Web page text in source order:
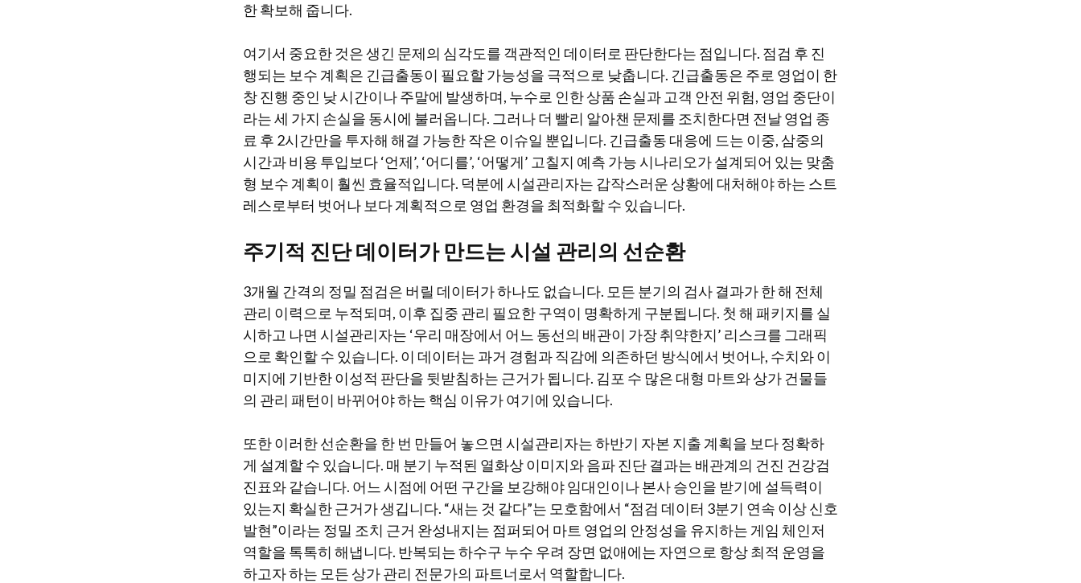
한 확보해 줍니다.
여기서 중요한 것은 생긴 문제의 심각도를 객관적인 데이터로 판단한다는 점입니다. 점검 후 진
행되는 보수 계획은 긴급출동이 필요할 가능성을 극적으로 낮춥니다. 긴급출동은 주로 영업이 한
창 진행 중인 낮 시간이나 주말에 발생하며, 누수로 인한 상품 손실과 고객 안전 위험, 영업 중단이
라는 세 가지 손실을 동시에 불러옵니다. 그러나 더 빨리 알아챈 문제를 조치한다면 전날 영업 종
료 후 2시간만을 투자해 해결 가능한 작은 이슈일 뿐입니다. 긴급출동 대응에 드는 이중, 삼중의
시간과 비용 투입보다 ‘언제’, ‘어디를’, ‘어떻게’ 고칠지 예측 가능 시나리오가 설계되어 있는 맞춤
형 보수 계획이 훨씬 효율적입니다. 덕분에 시설관리자는 갑작스러운 상황에 대처해야 하는 스트
레스로부터 벗어나 보다 계획적으로 영업 환경을 최적화할 수 있습니다.
주기적 진단 데이터가 만드는 시설 관리의 선순환
3개월 간격의 정밀 점검은 버릴 데이터가 하나도 없습니다. 모든 분기의 검사 결과가 한 해 전체
관리 이력으로 누적되며, 이후 집중 관리 필요한 구역이 명확하게 구분됩니다. 첫 해 패키지를 실
시하고 나면 시설관리자는 ‘우리 매장에서 어느 동선의 배관이 가장 취약한지’ 리스크를 그래픽
으로 확인할 수 있습니다. 이 데이터는 과거 경험과 직감에 의존하던 방식에서 벗어나, 수치와 이
미지에 기반한 이성적 판단을 뒷받침하는 근거가 됩니다. 김포 수 많은 대형 마트와 상가 건물들
의 관리 패턴이 바뀌어야 하는 핵심 이유가 여기에 있습니다.
또한 이러한 선순환을 한 번 만들어 놓으면 시설관리자는 하반기 자본 지출 계획을 보다 정확하
게 설계할 수 있습니다. 매 분기 누적된 열화상 이미지와 음파 진단 결과는 배관계의 건진 건강검
진표와 같습니다. 어느 시점에 어떤 구간을 보강해야 임대인이나 본사 승인을 받기에 설득력이
있는지 확실한 근거가 생깁니다. “새는 것 같다”는 모호함에서 “점검 데이터 3분기 연속 이상 신호
발현”이라는 정밀 조치 근거 완성내지는 점퍼되어 마트 영업의 안정성을 유지하는 게임 체인저
역할을 톡톡히 해냅니다. 반복되는 하수구 누수 우려 장면 없애에는 자연으로 항상 최적 운영을
하고자 하는 모든 상가 관리 전문가의 파트너로서 역할합니다.